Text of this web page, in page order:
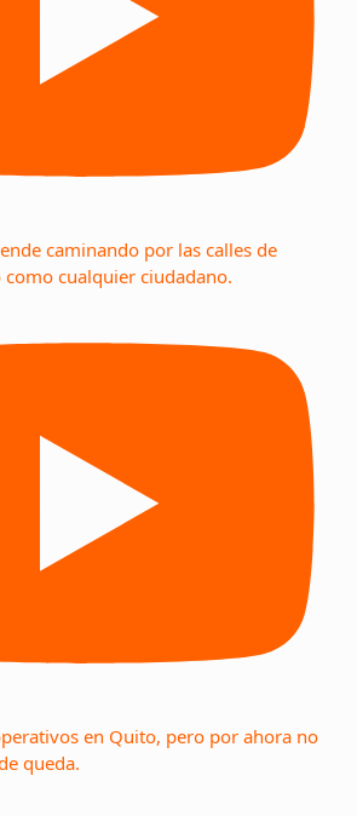
caminando por las calles de
cualquier ciudadano.
en Quito, pero por ahora no
queda.